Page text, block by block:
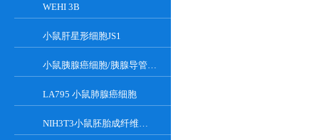
WEHI 3B
小鼠肝星形细胞JS1
小鼠胰腺癌细胞/胰腺导管癌PAN02
LA795 小鼠肺腺癌细胞
NIH3T3小鼠胚胎成纤维细胞